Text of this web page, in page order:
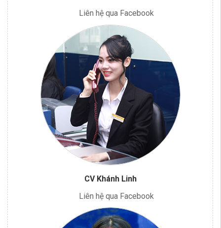
Liên hệ qua Facebook
CV Khánh Linh
Liên hệ qua Facebook